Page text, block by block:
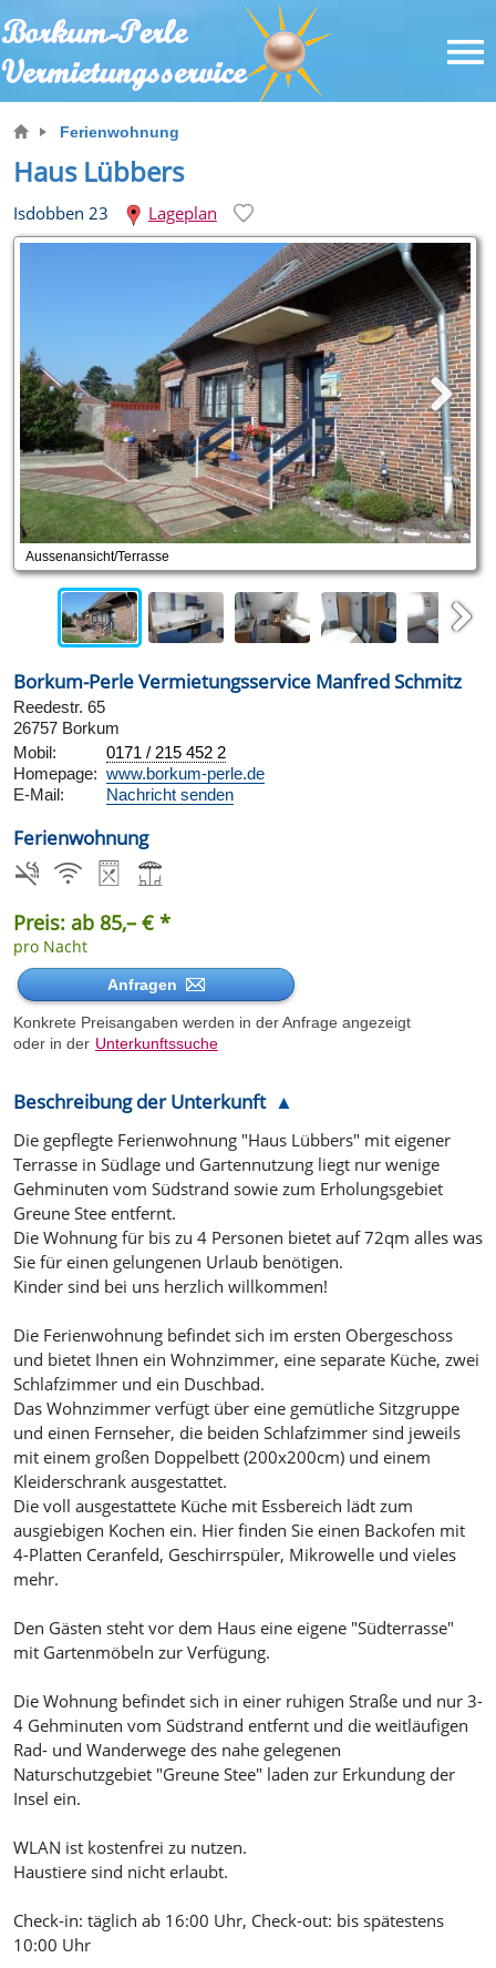
Ferienwohnung
Haus Lübbers
Isdobben 23 Lageplan
Aussenansicht/Terrasse
Borkum-Perle Vermietungsservice Manfred Schmitz
Reedestr. 65
26757 Borkum
Mobil:
0171 / 215 452 2
Homepage: www.borkum-perle.de
E-Mail:
Nachricht senden
Ferienwohnung
Preis: ab 85,– € *
pro Nacht
Anfragen
Konkrete Preisangaben werden in der Anfrage angezeigt
oder in der Unterkunftssuche
Beschreibung der Unterkunft
Die gepflegte Ferienwohnung "Haus Lübbers" mit eigener
Terrasse in Südlage und Gartennutzung liegt nur wenige
Gehminuten vom Südstrand sowie zum Erholungsgebiet
Greune Stee entfernt.
Die Wohnung für bis zu 4 Personen bietet auf 72qm alles was
Sie für einen gelungenen Urlaub benötigen.
Kinder sind bei uns herzlich willkommen!
Die Ferienwohnung befindet sich im ersten Obergeschoss
und bietet Ihnen ein Wohnzimmer, eine separate Küche, zwei
Schlafzimmer und ein Duschbad.
Das Wohnzimmer verfügt über eine gemütliche Sitzgruppe
und einen Fernseher, die beiden Schlafzimmer sind jeweils
mit einem großen Doppelbett (200x200cm) und einem
Kleiderschrank ausgestattet.
Die voll ausgestattete Küche mit Essbereich lädt zum
ausgiebigen Kochen ein. Hier finden Sie einen Backofen mit
4-Platten Ceranfeld, Geschirrspüler, Mikrowelle und vieles
mehr.
Den Gästen steht vor dem Haus eine eigene "Südterrasse"
mit Gartenmöbeln zur Verfügung.
Die Wohnung befindet sich in einer ruhigen Straße und nur 3-
4 Gehminuten vom Südstrand entfernt und die weitläufigen
Rad- und Wanderwege des nahe gelegenen
Naturschutzgebiet "Greune Stee" laden zur Erkundung der
Insel ein.
WLAN ist kostenfrei zu nutzen.
Haustiere sind nicht erlaubt.
Check-in: täglich ab 16:00 Uhr, Check-out: bis spätestens
10:00 Uhr